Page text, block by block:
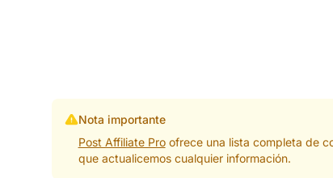
Nota importante
Post Affiliate Proofrece una lista completa de
que actualicemos cualquier información.